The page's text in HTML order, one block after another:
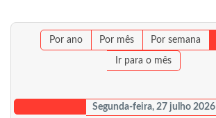
Por ano Por mês Por semana
Ir para o mês
Segunda-feira, 27 julho 2026